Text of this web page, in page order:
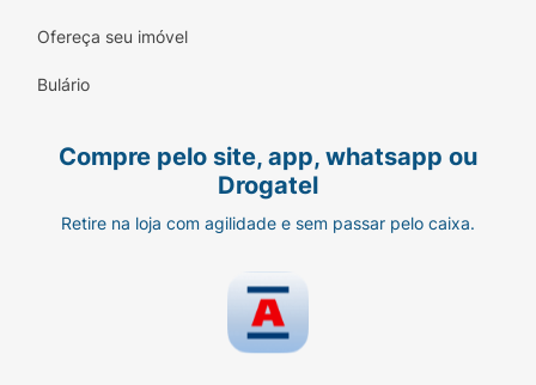
Ofereça seu imóvel
Bulário
Compre pelo site, app, whatsapp ou
Drogatel
Retire na loja com agilidade e sem passar pelo caixa.